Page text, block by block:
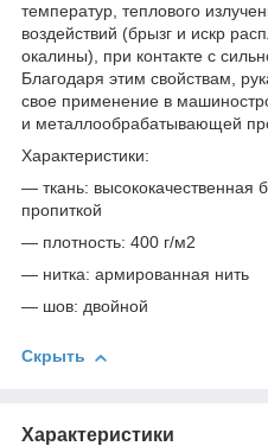
температур, теплового
воздействий (брызг и искр
окалины), при контакте с
Благодаря этим свойствам,
свое применение в
и металлообрабатывающей
Характеристики:
— ткань: высококачественная
пропиткой
— плотность: 400 г/м2
— нитка: армированная нить
— шов: двойной
Скрыть
Характеристики